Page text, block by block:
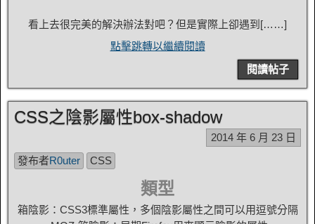
看上去很完美的解決辦法對吧？但是實際上卻遇到[……]
點擊跳轉以繼續閱讀
閱讀帖子
CSS之陰影屬性box-shadow
2014 年 6 月 23 日
發布者R0uter CSS
類型
箱陰影：CSS3標準屬性，多個陰影屬性之間可以用逗號分隔